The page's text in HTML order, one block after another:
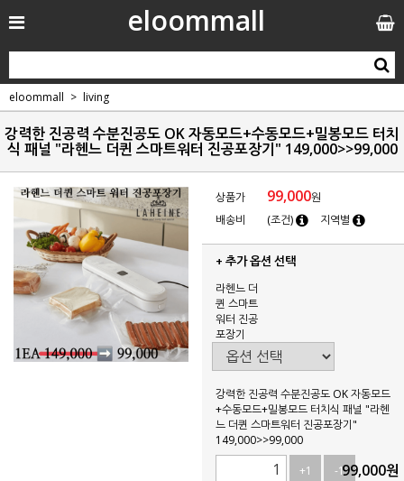
eloommall
eloommall living
강력한 진공력 수분진공도 OK 자동모드+수동모드+밀봉모드 터치
식 패널 "라헨느 더퀸 스마트워터 진공포장기" 149,000>>99,000
상품가 99,000원
배송비
(조건) 지역별
+ 추가 옵션 선택
라헨느 더
퀸 스마트
워터 진공
포장기
강력한 진공력 수분진공도 OK 자동모드
+수동모드+밀봉모드 터치식 패널 "라헨
느 더퀸 스마트워터 진공포장기"
149,000>>99,000
+1
-199,000원